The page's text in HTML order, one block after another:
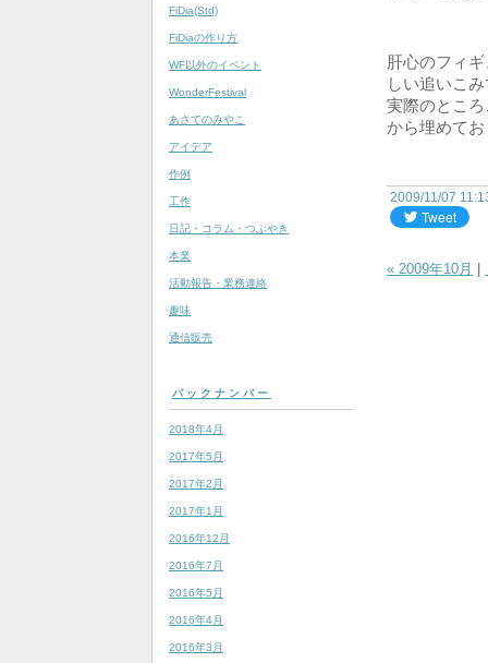
FiDia(Std)
FiDiaの作り方
WF以外のイベント
WonderFestival
あさてのみやこ
アイデア
作例
工作
日記・コラム・つぶやき
本業
活動報告・業務連絡
趣味
通信販売
バックナンバー
2018年4月
2017年5月
2017年2月
2017年1月
2016年12月
2016年7月
2016年5月
2016年4月
2016年3月
肝心のフィ
しい追いこ
実際のとこ
から埋めて
2009/11/07
« 2009年10月